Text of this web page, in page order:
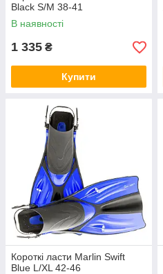
Black S/M 38-41
В наявності
1 335 ₴
Купити
Короткі ласти Marlin Swift
Blue L/XL 42-46